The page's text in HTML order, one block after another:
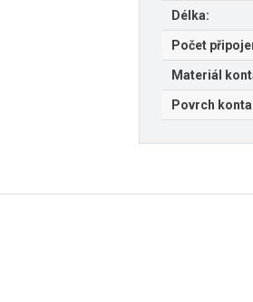
Délka:
Počet
Materiál
Povrch